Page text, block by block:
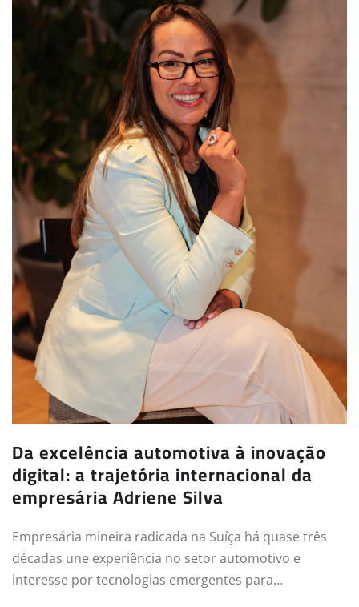
Da excelência automotiva à inovação
digital: a trajetória internacional da
empresária Adriene Silva
Empresária mineira radicada na Suíça há quase três
décadas une experiência no setor automotivo e
interesse por tecnologias emergentes para…